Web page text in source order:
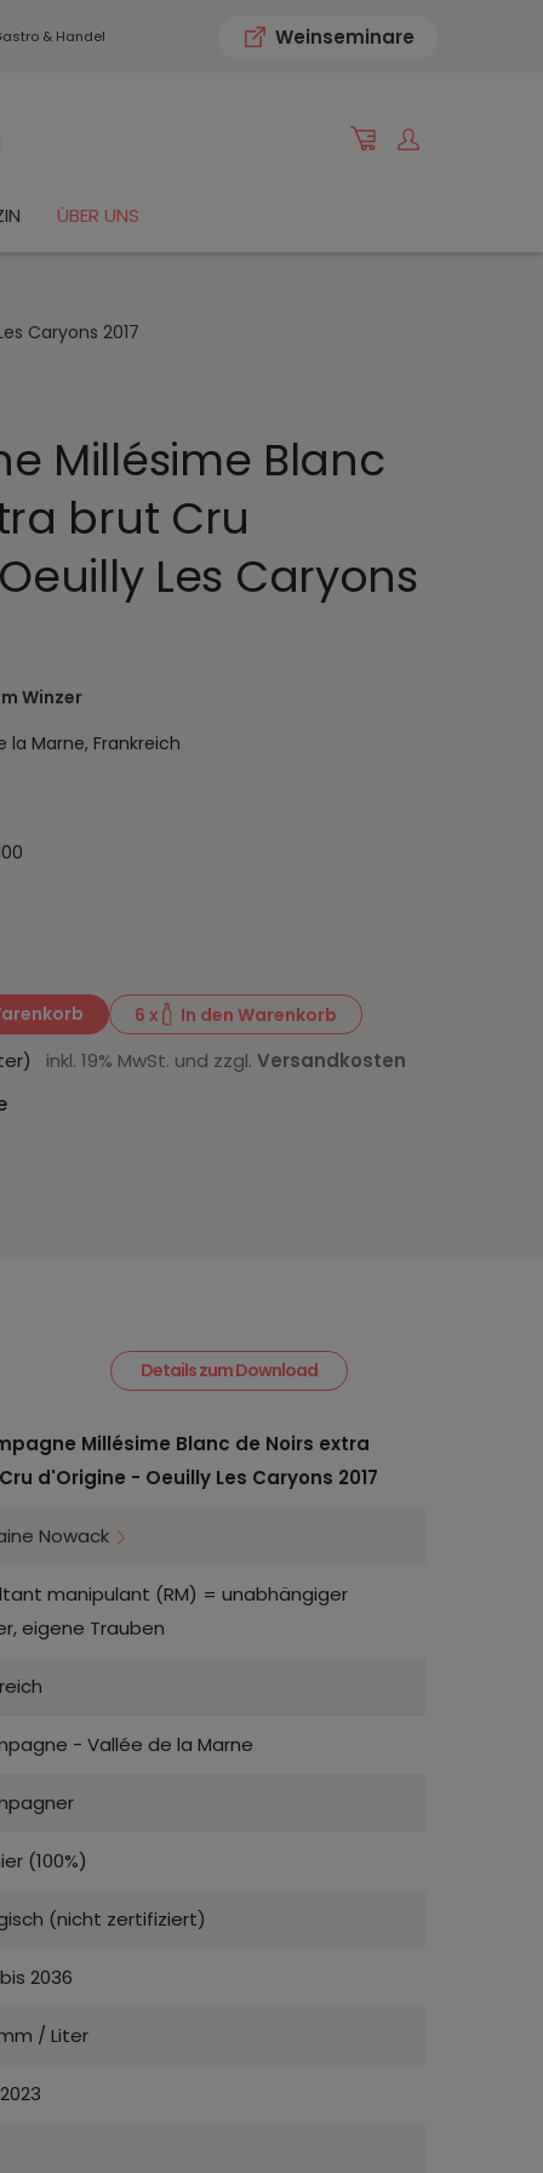
& Handel Weinseminare
ÜBER UNS
Caryons 2017
Millésime Blanc
brut Cru
Les Caryons
Winzer
Marne, Frankreich
6 x In den Warenkorb
inkl. 19% MwSt. und zzgl. Versandkosten
Details zum Download
Millésime Blanc de Noirs extra
d'Origine - Oeuilly Les Caryons 2017
Nowack
manipulant (RM) = unabhängiger
eigene Trauben
- Vallée de la Marne
(100%)
(nicht zertifiziert)
2036
/ Liter